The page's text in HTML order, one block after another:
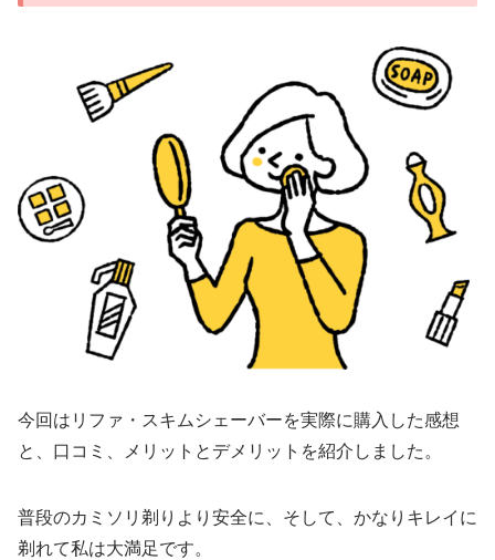
今回はリファ・スキムシェーバーを実際に購入した感想
と、口コミ、メリットとデメリットを紹介しました。
普段のカミソリ剃りより安全に、そして、かなりキレイに
剃れて私は大満足です。